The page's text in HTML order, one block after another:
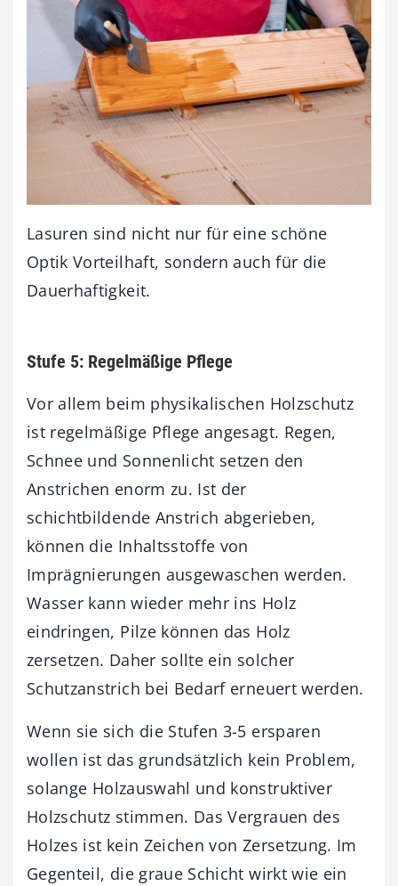
Lasuren sind nicht nur für eine schöne
Optik Vorteilhaft, sondern auch für die
Dauerhaftigkeit.
Stufe 5: Regelmäßige Pflege
Vor allem beim physikalischen Holzschutz
ist regelmäßige Pflege angesagt. Regen,
Schnee und Sonnenlicht setzen den
Anstrichen enorm zu. Ist der
schichtbildende Anstrich abgerieben,
können die Inhaltsstoffe von
Imprägnierungen ausgewaschen werden.
Wasser kann wieder mehr ins Holz
eindringen, Pilze können das Holz
zersetzen. Daher sollte ein solcher
Schutzanstrich bei Bedarf erneuert werden.
Wenn sie sich die Stufen 3-5 ersparen
wollen ist das grundsätzlich kein Problem,
solange Holzauswahl und konstruktiver
Holzschutz stimmen. Das Vergrauen des
Holzes ist kein Zeichen von Zersetzung. Im
Gegenteil, die graue Schicht wirkt wie ein